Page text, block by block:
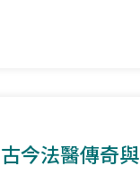
古今法醫傳奇